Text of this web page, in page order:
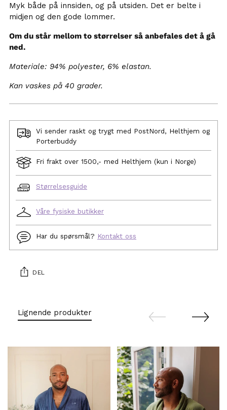
Myk både på innsiden, og på utsiden. Det er belte i
midjen og den gode lommer.
Om du står mellom to størrelser så anbefales det å gå
ned.
Materiale: 94% polyester, 6% elastan.
Kan vaskes på 40 grader.
Vi sender raskt og trygt med PostNord, Helthjem og
Porterbuddy
Fri frakt over 1500,- med Helthjem (kun i Norge)
Størrelsesguide
Våre fysiske butikker
Har du spørsmål? Kontakt oss
DEL
produkt
Lignende produkter